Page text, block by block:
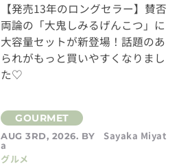
【発売13年のロングセラー】賛否
両論の「大鬼しみるげんこつ」に
大容量セットが新登場！話題のあ
られがもっと買いやすくなりまし
た♡
AUG 3RD, 2026. BY Sayaka Miyat
a
グルメ